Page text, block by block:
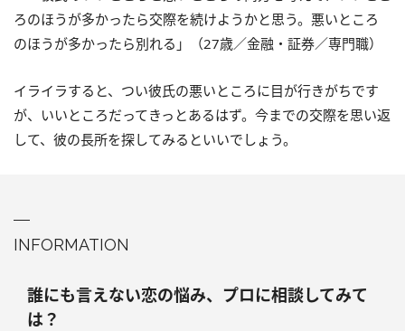
ろのほうが多かったら交際を続けようかと思う。悪いところ
のほうが多かったら別れる」（27歳／金融・証券／専門職）
イライラすると、つい彼氏の悪いところに目が行きがちです
が、いいところだってきっとあるはず。今までの交際を思い返
して、彼の長所を探してみるといいでしょう。
INFORMATION
誰にも言えない恋の悩み、プロに相談してみて
は？